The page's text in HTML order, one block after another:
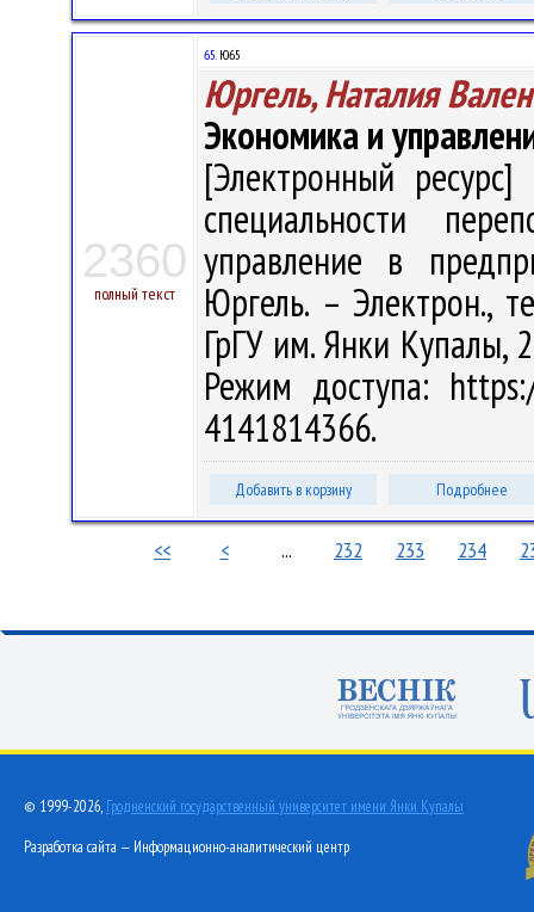
2360
полный текст
65.Ю65
Юргель, Наталия
Экономика и
[Электронный
специальности
управление в
Юргель. – Электрон.,
ГрГУ им. Янки Купалы,
Режим доступа:
4141814366.
Добавить в корзину Подробнее
<< < ... 232 233 234
© 1999-2026, Гродненский государственный университет имени Янки Купалы
Разработка сайта — Информационно-аналитический центр